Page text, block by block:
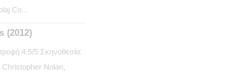
Co...
(2012)
4.5/5 Σκηνοθεσία:
Nolan,